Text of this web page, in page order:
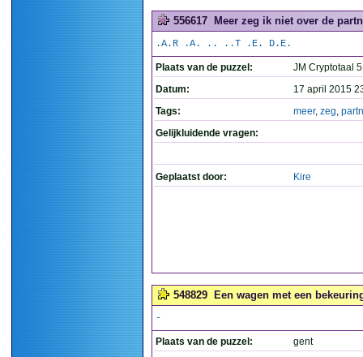
556617 Meer zeg ik niet over de
.A.R .A. .. ..T .E. D.E.
Plaats van de puzzel:
JM Cryptotaal
Datum:
17 april 2015
Tags:
meer, zeg,
Gelijkluidende vragen:
Geplaatst door: Kire
548829 Een wagen met een
-
Plaats van de puzzel:
gent